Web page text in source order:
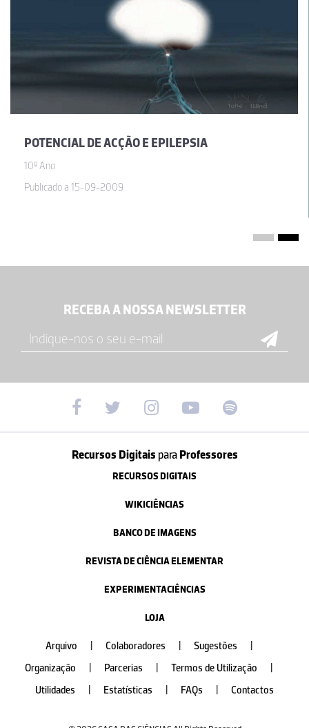
POTENCIAL DE ACÇÃO E EPILEPSIA
10º Ano
Publicado a 15-09-2009
RECEBA A NOSSA NEWSLETTER
Recursos Digitais paraProfessores
RECURSOS DIGITAIS
WIKICIÊNCIAS
BANCO DE IMAGENS
REVISTA DE CIÊNCIA ELEMENTAR
EXPERIMENTACIÊNCIAS
LOJA
Arquivo Colaboradores Sugestões
Organização
Parcerias Termos de Utilização
Utilidades
Estatísticas FAQs Contactos